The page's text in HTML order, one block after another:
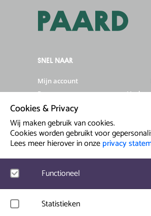
SNEL NAAR
Mijn account
Programma
Partners & Sponsoren
Artiesten info
Prinsegracht 12
info@paard.nl
Cookies & Privacy
Wij maken gebruik van cookies.
Cookies worden gebruikt voor
Lees meer hierover in onzeprivacy
Functioneel
Google Analytics
Statistieken